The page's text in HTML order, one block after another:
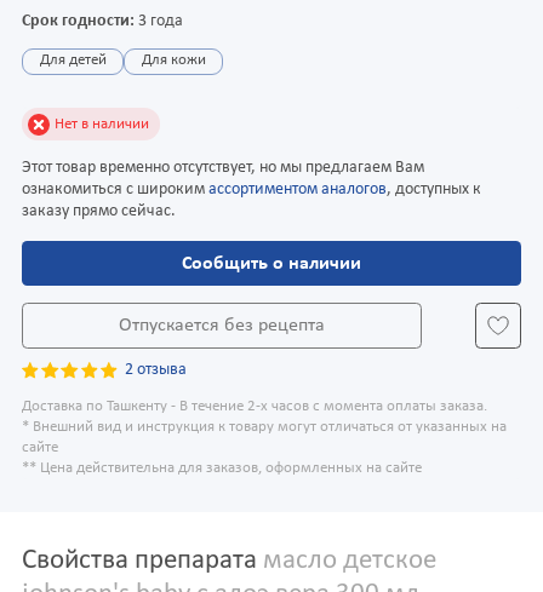
Срок годности: 3 года
Для детей Для кожи
Нет в наличии
Этот товар временно отсутствует, но мы предлагаем Вам
ознакомиться с широким ассортиментом аналогов, доступных к
заказу прямо сейчас.
Сообщить о наличии
Отпускается без рецепта
2 отзыва
Доставка по Ташкенту - В течение 2-х часов с момента оплаты заказа.
* Внешний вид и инструкция к товару могут отличаться от указанных на
сайте
** Цена действительна для заказов, оформленных на сайте
Свойства препарата масло детское